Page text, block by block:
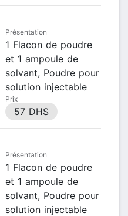
Présentation
1 Flacon de poudre
et 1 ampoule de
solvant, Poudre pour
solution injectable
Prix
57 DHS
Présentation
1 Flacon de poudre
et 1 ampoule de
solvant, Poudre pour
solution injectable